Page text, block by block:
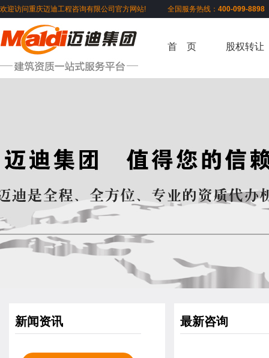
欢迎访问重庆迈迪工程咨询有限公司官方网站! 全国服务热线： 400-099-
首 页 股权转让
新闻资讯 最新咨询